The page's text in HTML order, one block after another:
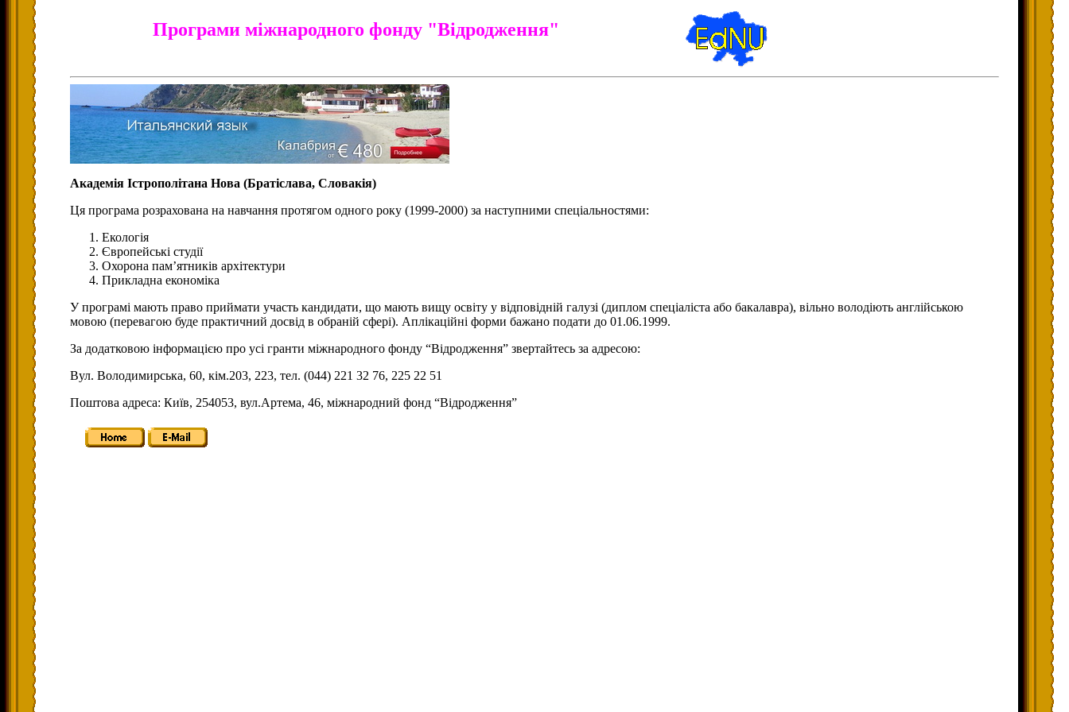
Програми міжнародного фонду "Відродження"
Академія Істрополітана Нова (Братіслава, Словакія)
Ця програма розрахована на навчання протягом одного року (1999-2000) за наступними спеціальностями:
Екологія
Європейські студії
Охорона пам’ятників архітектури
Прикладна економіка
У програмі мають право приймати участь кандидати, що мають вищу освіту у відповідній галузі (диплом спеціаліста або бакалавра), вільно володіють англійською
мовою (перевагою буде практичний досвід в обраній сфері). Аплікаційні форми бажано подати до 01.06.1999.
За додатковою інформацією про усі гранти міжнародного фонду “Відродження” звертайтесь за адресою:
Вул. Володимирська, 60, кім.203, 223, тел. (044) 221 32 76, 225 22 51
Поштова адреса: Київ, 254053, вул.Артема, 46, міжнародний фонд “Відродження”